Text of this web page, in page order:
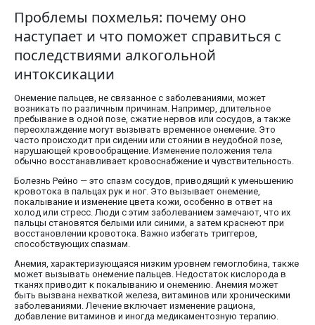
Проблемы похмелья: почему оно
наступает и что поможет справиться с
последствиями алкогольной
интоксикации
Онемение пальцев, не связанное с заболеваниями, может
возникать по различным причинам. Например, длительное
пребывание в одной позе, сжатие нервов или сосудов, а также
переохлаждение могут вызывать временное онемение. Это
часто происходит при сидении или стоянии в неудобной позе,
нарушающей кровообращение. Изменение положения тела
обычно восстанавливает кровоснабжение и чувствительность.
Болезнь Рейно — это спазм сосудов, приводящий к уменьшению
кровотока в пальцах рук и ног. Это вызывает онемение,
покалывание и изменение цвета кожи, особенно в ответ на
холод или стресс. Люди с этим заболеванием замечают, что их
пальцы становятся белыми или синими, а затем краснеют при
восстановлении кровотока. Важно избегать триггеров,
способствующих спазмам.
Анемия, характеризующаяся низким уровнем гемоглобина, также
может вызывать онемение пальцев. Недостаток кислорода в
тканях приводит к покалыванию и онемению. Анемия может
быть вызвана нехваткой железа, витаминов или хроническими
заболеваниями. Лечение включает изменение рациона,
добавление витаминов и иногда медикаментозную терапию.